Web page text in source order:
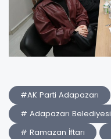
#AK Parti Adapazarı
# Adapazarı Belediyesi
# Ramazan İftarı